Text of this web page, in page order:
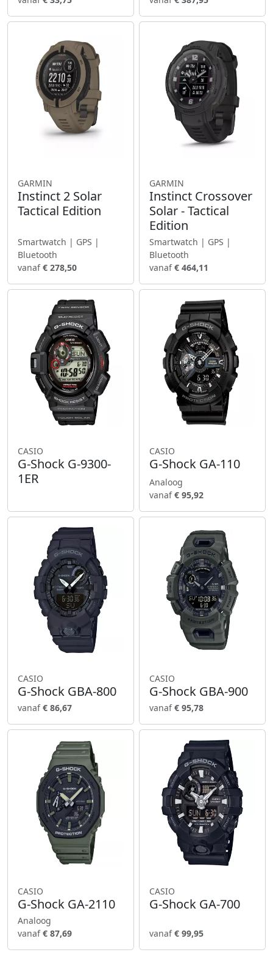
GARMIN
Instinct 2 Solar
Tactical Edition
Smartwatch | GPS |
Bluetooth
vanaf€ 278,50
GARMIN
Instinct Crossover
Solar - Tactical
Edition
Smartwatch | GPS |
Bluetooth
vanaf€ 464,11
CASIO
G-Shock G-9300-
1ER
CASIO
G-Shock GA-110
Analoog
vanaf€ 95,92
CASIO
G-Shock GBA-800
vanaf€ 86,67
CASIO
G-Shock GBA-900
vanaf€ 95,78
CASIO
G-Shock GA-2110
Analoog
vanaf€ 87,69
CASIO
G-Shock GA-700
vanaf€ 99,95